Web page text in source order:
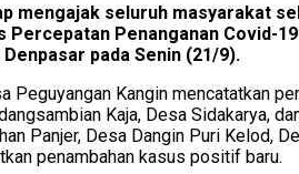
mengajak seluruh masyarakat
Penanganan Covid-
pada Senin (21/9).
Kangin mencatatkan
Kaja, Desa Sidakarya,
Panjer, Desa Dangin Puri Kelod,
penambahan kasus positif baru.